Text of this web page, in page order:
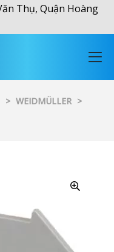
Thụ, Quận Hoàng
> WEIDMÜLLER >